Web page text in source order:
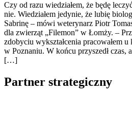
Czy od razu wiedziałem, że będę
nie. Wiedziałem jedynie, że lubię
Sabrinę – mówi weterynarz Piotr
dla zwierząt „Filemon” w Łomży. –
zdobyciu wykształcenia pracowałem
w Poznaniu. W końcu przyszedł czas,
[…]
Partner strategiczny